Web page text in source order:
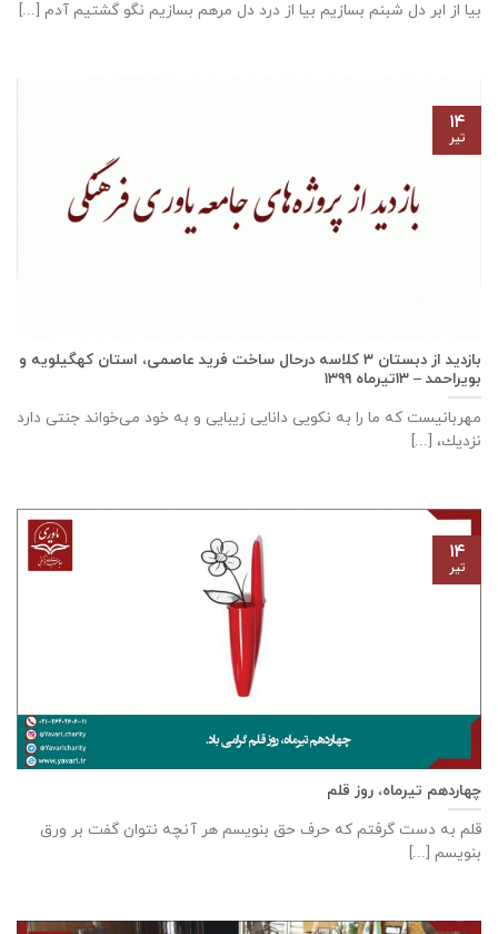
بیا از ابر دل شبنم بسازیم بیا از درد دل مرهم بسازیم نگو گشتیم آدم [...]
بازدید از دبستان ۳ کلاسه درحال ساخت فرید عاصمی، استان كهگيلويه و
بويراحمد – ۱۳تیرماه ۱۳۹۹
مهربانيست كه ما را به نكويی دانايی زيبايی و به خود می‌خواند جنتی دارد
نزديك، [...]
۱۴
تیر
چهاردهم تیرماه، روز قلم
قلم به دست گرفتم که حرف حق بنویسم هر آنچه نتوان گفت بر ورق
بنویسم [...]
۱۴
تیر